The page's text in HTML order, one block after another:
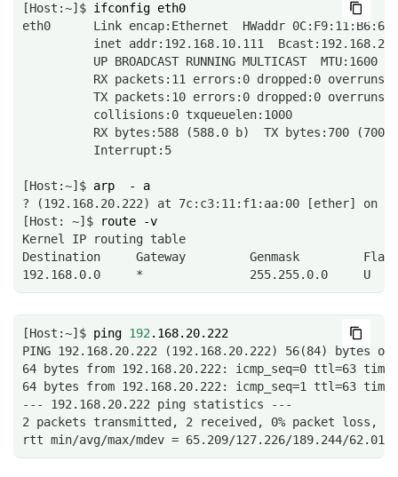
[Host:~]$ ifconfig
eth0      Link encap:Ethernet  HWaddr
inet addr:192.168.10.111
UP BROADCAST RUNNING MULTICAST  MTU:1600
RX packets:11 errors:0 dropped:0
TX packets:10 errors:0 dropped:0
          collisions:0 txqueuelen:1000
RX bytes:588 (588.0 b)  TX bytes:700
          Interrupt:5
[Host:~]$ arp -
? (192.168.20.222) at 7c:c3:11:f1:aa:00 [ether] on
[Host: ~]$
route
Kernel IP routing table
Destination     Gateway         Genmask
192.168.0.0     *               255.255.0.0     U
[Host:~]$ ping 192
PING 192.168.20.222 (192.168.20.222) 56(84) bytes
64 bytes from 192.168.20.222: icmp_seq=0 ttl=63
64 bytes from 192.168.20.222: icmp_seq=1 ttl=63
--- 192.168.20.222 ping statistics ---
2 packets transmitted, 2 received, 0% packet loss,
rtt min/avg/max/mdev = 65.209/127.226/189.244/